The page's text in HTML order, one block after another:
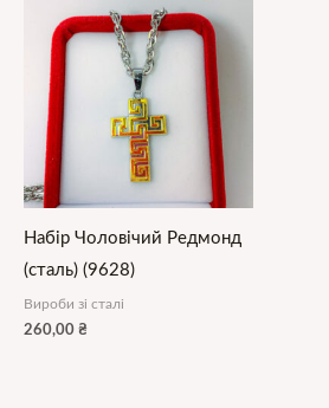
Набір Чоловічий Редмонд
(сталь) (9628)
Вироби зі сталі
260,00 ₴